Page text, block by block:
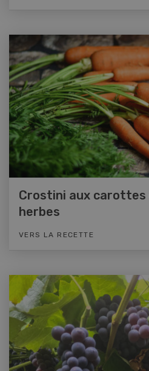
Crostini aux carottes
herbes
VERS LA RECETTE